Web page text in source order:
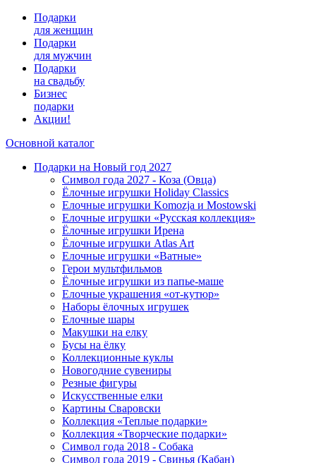
Подарки
для женщин
Подарки
для мужчин
Подарки
на свадьбу
Бизнес
подарки
Акции!
Основной каталог
Подарки на Новый год 2027
Символ года 2027 - Коза (Овца)
Ёлочные игрушки Holiday Classics
Елочные игрушки Komozja и Mostowski
Елочные игрушки «Русская коллекция»
Ёлочные игрушки Ирена
Ёлочные игрушки Atlas Art
Елочные игрушки «Ватные»
Герои мультфильмов
Ёлочные игрушки из папье-маше
Елочные украшения «от-кутюр»
Наборы ёлочных игрушек
Елочные шары
Макушки на елку
Бусы на ёлку
Коллекционные куклы
Новогодние сувениры
Резные фигуры
Искусственные елки
Картины Сваровски
Коллекция «Теплые подарки»
Коллекция «Творческие подарки»
Символ года 2018 - Собака
Символ года 2019 - Свинья (Кабан)